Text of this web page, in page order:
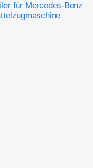
für Mercedes-Benz